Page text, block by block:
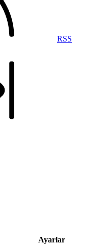
RSS
Ayarlar